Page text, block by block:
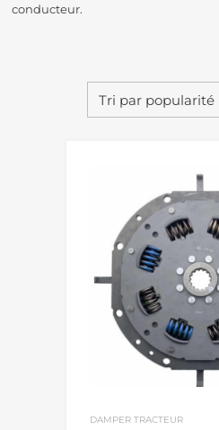
conducteur.
DAMPER TRACTEUR